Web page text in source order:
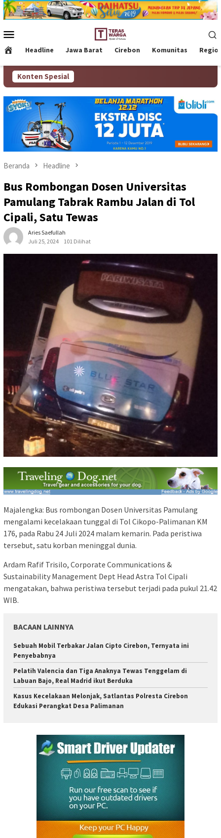
Loncat
ke
Mobile
Headline Jawa Barat Cirebon Komunitas
Konten Spesial
Beranda Headline
Bus Rombongan Dosen Universitas
Pamulang Tabrak Rambu Jalan di Tol
Cipali, Satu Tewas
Aries Saefullah
Juli 25, 2024
101 Dilihat
Majalengka: Bus rombongan Dosen Universitas Pamulang
mengalami kecelakaan tunggal di Tol Cikopo-Palimanan KM
176, pada Rabu 24 Juli 2024 malam kemarin. Pada peristiwa
tersebut, satu korban meninggal dunia.
Ardam Rafif Trisilo, Corporate Communications &
Sustainability Management Dept Head Astra Tol Cipali
mengatakan, bahwa peristiwa tersebut terjadi pada pukul 21.42
WIB.
BACAAN LAINNYA
Sebuah Mobil Terbakar Jalan Cipto Cirebon, Ternyata ini
Penyebabnya
Pelatih Valencia dan Tiga Anaknya Tewas Tenggelam di
Labuan Bajo, Real Madrid ikut Berduka
Kasus Kecelakaan Melonjak, Satlantas Polresta Cirebon
Edukasi Perangkat Desa Palimanan